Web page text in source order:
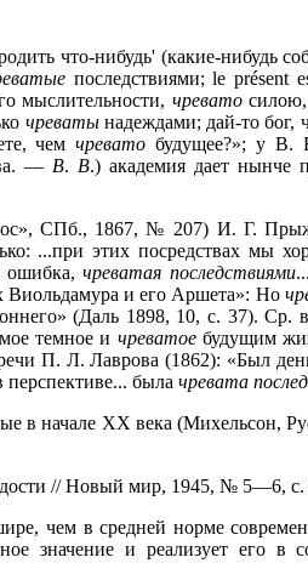
что-нибудь' (какие-нибудь
последствиями; le présent
мыслительности, чреватосилою,
чреватынадеждами; дай-то бог,
чемчревато будущее?»; у В.
— В. В.) академия дает нынче
СПб., 1867, № 207) И. Г.
...при этих посредствах мы
ошибка,чреватая последствиями
и его Аршета»: Но
(Даль 1898, 10, с. 37). Ср.
темное и чреватоебудущим
П. Л. Лаврова (1862): «Был
была чревата
в начале XX века (Михельсон,
// Новый мир, 1945, № 5—6, с.
чем в средней норме
значение и реализует его в